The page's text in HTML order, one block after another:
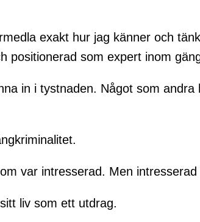
exakt hur jag känner och
positionerad som expert inom
in i tystnaden. Något som
var intresserad. Men
liv som ett utdrag.